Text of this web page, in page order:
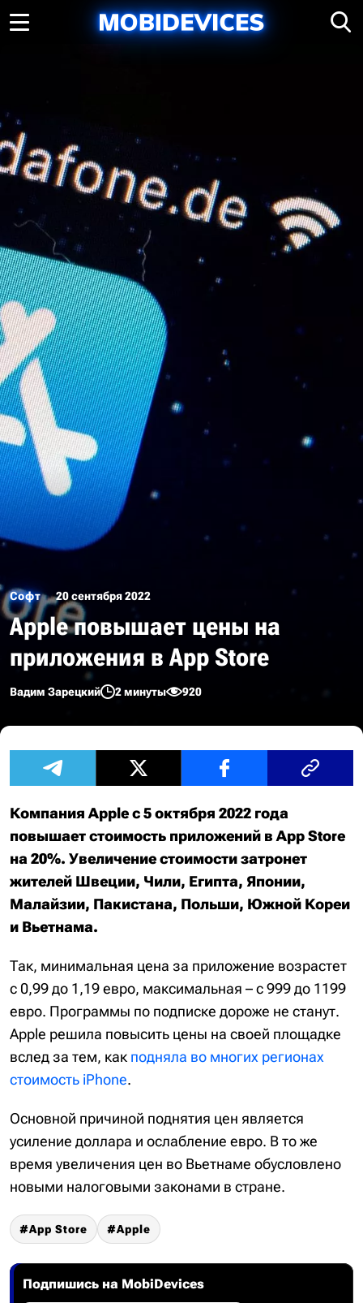
Софт 20 сентября 2022
Apple повышает цены на
приложения в App Store
Вадим Зарецкий 2 минуты 920
Компания Apple с 5 октября 2022 года
повышает стоимость приложений в App Store
на 20%. Увеличение стоимости затронет
жителей Швеции, Чили, Египта, Японии,
Малайзии, Пакистана, Польши, Южной Кореи
и Вьетнама.
Так, минимальная цена за приложение возрастет
с 0,99 до 1,19 евро, максимальная – с 999 до 1199
евро. Программы по подписке дороже не станут.
Apple решила повысить цены на своей площадке
вслед за тем, как подняла во многих регионах
стоимость iPhone.
Основной причиной поднятия цен является
усиление доллара и ослабление евро. В то же
время увеличения цен во Вьетнаме обусловлено
новыми налоговыми законами в стране.
App Store Apple
Подпишись на MobiDevices